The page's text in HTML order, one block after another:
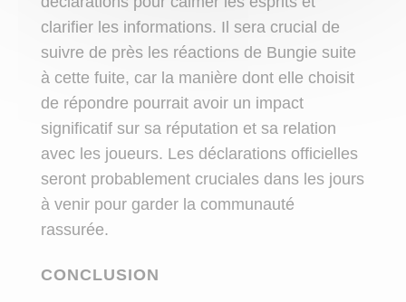
clarifier les informations. Il sera crucial de
suivre de près les réactions de Bungie suite
à cette fuite, car la manière dont elle choisit
de répondre pourrait avoir un impact
significatif sur sa réputation et sa relation
avec les joueurs. Les déclarations officielles
seront probablement cruciales dans les jours
à venir pour garder la communauté
rassurée.
CONCLUSION